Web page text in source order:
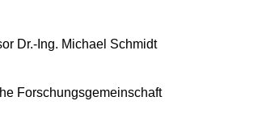
Dr.-Ing. Michael Schmidt
Forschungsgemeinschaft